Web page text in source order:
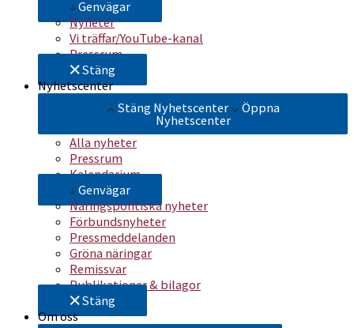
Genvägar
Nyheter
Vi träffar/YouTube-kanal
Pressrum
Stäng
Nyhetscenter
Stäng Nyhetscenter
Öppna
Nyhetscenter
Alla nyheter
Pressrum
Kalendarium
Genvägar
Näringspolitiska nyheter
Förbundsnyheter
Pressmeddelanden
Gröna näringar
Remissvar
Publikationer & bilagor
Stäng
Om oss